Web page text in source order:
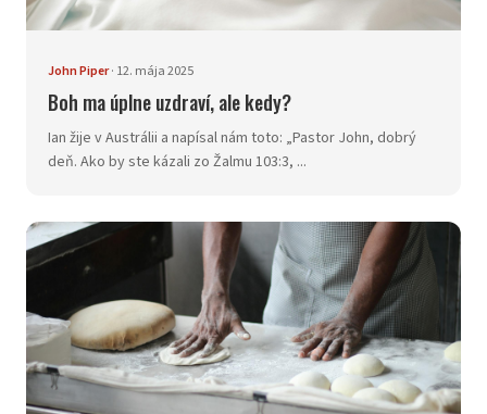
John Piper· 12. mája 2025
Boh ma úplne uzdraví, ale kedy?
Ian žije v Austrálii a napísal nám toto: „Pastor John, dobrý
deň. Ako by ste kázali zo Žalmu 103:3, ...